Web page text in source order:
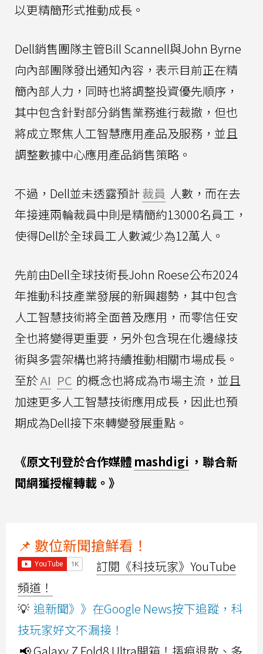
以更精簡形式推動成長。
Dell銷售團隊主管Bill Scannell與John Byrne
向內部團隊發出通知內容，表示目前正在精
簡內部人力，同時也將調整投資優先順序，
其中包含針對部分銷售業務進行裁撤，但也
將成立聚焦人工智慧應用產品及服務，並且
調整數據中心應用產品銷售策略。
不過，Dell並未透露預計裁員 人數，而在去
年接連兩輪裁員中則是精簡約13000名員工，
使得Dell於全球員工人數減少為12萬人。
先前由Dell全球技術長John Roese公布2024
年推動科技產業發展的新興趨勢，其中包含
人工智慧技術將全面普及應用，而零信任安
全也將變得更重要，另外包含現在化邊緣技
術與多雲架構也將持續推動相關市場成長。
至於AI PC 的概念也將成為市場主流，並且
加速更多人工智慧技術應用成長，因此也預
期成為Dell接下來轉變發展重點。
《原文刊登於合作媒體 mashdigi ，聯合新
聞網獲授權轉載。》
📌 數位新聞搶鮮看！
訂閱《科技玩家》YouTube
頻道！
💡 追新聞》》在Google News按下追蹤，科
技玩家好文不漏接！
📢 Galaxy Z Fold8 Ultra開箱！摺痕退散、多